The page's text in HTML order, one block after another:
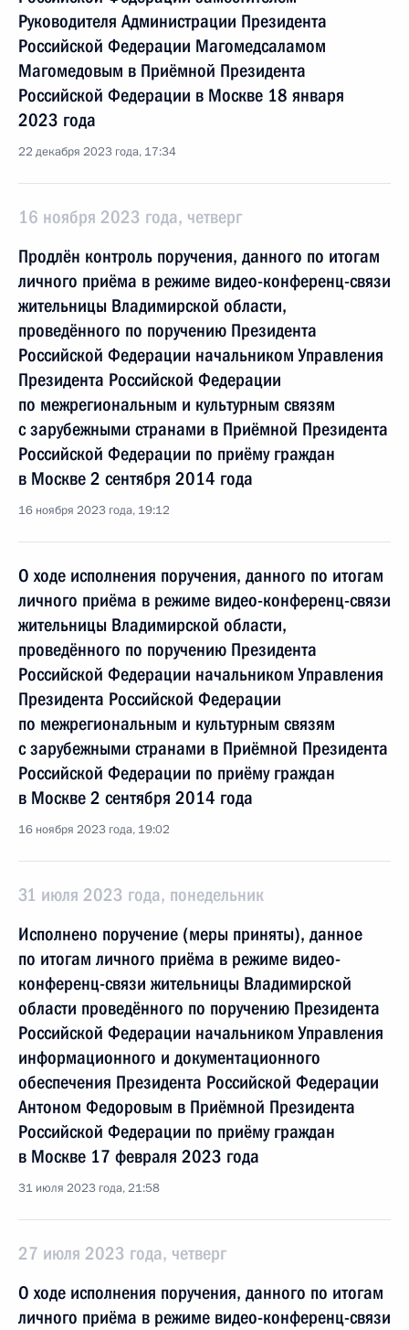
Руководителя Администрации Президента
Российской Федерации Магомедсаламом
Магомедовым в Приёмной Президента
Российской Федерации в Москве 18 января
2023 года
22 декабря 2023 года, 17:34
16 ноября 2023 года, четверг
Продлён контроль поручения, данного по итогам
личного приёма в режиме видео-конференц-связи
жительницы Владимирской области,
проведённого по поручению Президента
Российской Федерации начальником Управления
Президента Российской Федерации
по межрегиональным и культурным связям
с зарубежными странами в Приёмной Президента
Российской Федерации по приёму граждан
в Москве 2 сентября 2014 года
16 ноября 2023 года, 19:12
О ходе исполнения поручения, данного по итогам
личного приёма в режиме видео-конференц-связи
жительницы Владимирской области,
проведённого по поручению Президента
Российской Федерации начальником Управления
Президента Российской Федерации
по межрегиональным и культурным связям
с зарубежными странами в Приёмной Президента
Российской Федерации по приёму граждан
в Москве 2 сентября 2014 года
16 ноября 2023 года, 19:02
31 июля 2023 года, понедельник
Исполнено поручение (меры приняты), данное
по итогам личного приёма в режиме видео-
конференц-связи жительницы Владимирской
области проведённого по поручению Президента
Российской Федерации начальником Управления
информационного и документационного
обеспечения Президента Российской Федерации
Антоном Федоровым в Приёмной Президента
Российской Федерации по приёму граждан
в Москве 17 февраля 2023 года
31 июля 2023 года, 21:58
27 июля 2023 года, четверг
О ходе исполнения поручения, данного по итогам
личного приёма в режиме видео-конференц-связи